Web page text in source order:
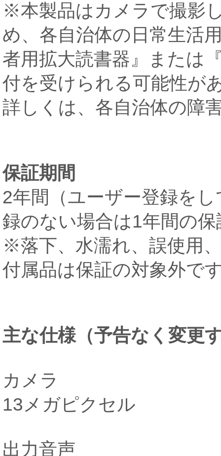
※本製品はカメラで撮影
め、各自治体の日常生活
者用拡大読書器』または
付を受けられる可能性が
詳しくは、各自治体の障
保証期間
2年間（ユーザー登録を
録のない場合は1年間の
※落下、水濡れ、誤使用
付属品は保証の対象外で
主な仕様（予告なく変更
カメラ
13メガピクセル
出力音声